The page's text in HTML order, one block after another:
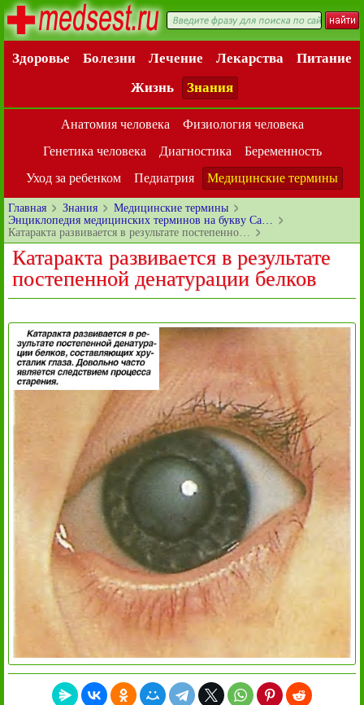
Здоровье Болезни Лечение Лекарства
Питание
Жизнь
Знания
Анатомия человека
Физиология человека
Генетика человека
Диагностика
Беременность
Уход за ребенком
Педиатрия Медицинские термины
Главная Знания
Медицинские термины
Энциклопедия медицинских терминов на букву Ca…
Катаракта развивается в результате постепенно…
Катаракта развивается в результате
постепенной денатурации белков